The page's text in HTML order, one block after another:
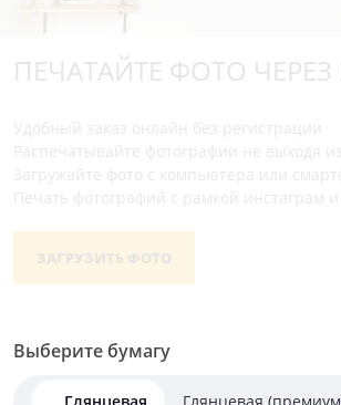
ПЕЧАТАЙТЕ ФОТО ЧЕРЕЗ
Удобный заказ онлайн без регистрации
Распечатывайте фотографии не выходя из
Загружайте фото с компьютера или
Печать фотографий с рамкой инстаграм
Выберите бумагу